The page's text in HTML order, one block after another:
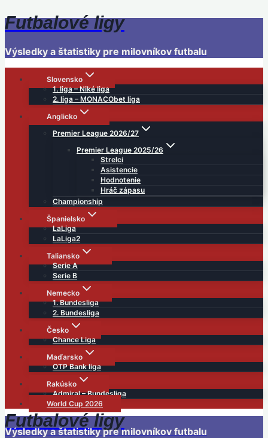
Skip
to
Futbalové ligy
Výsledky a štatistiky pre milovníkov futbalu
Slovensko
1. liga – Niké liga
2. liga – MONACObet liga
Anglicko
Premier League 2026/27
Premier League 2025/26
Strelci
Asistencie
Hodnotenie
Hráč zápasu
Championship
Španielsko
LaLiga
LaLiga2
Taliansko
Serie A
Serie B
Nemecko
1. Bundesliga
2. Bundesliga
Česko
Chance Liga
Maďarsko
OTP Bank liga
Rakúsko
Admiral – Bundesliga
World Cup 2026
Futbalové ligy
Výsledky a štatistiky pre milovníkov futbalu